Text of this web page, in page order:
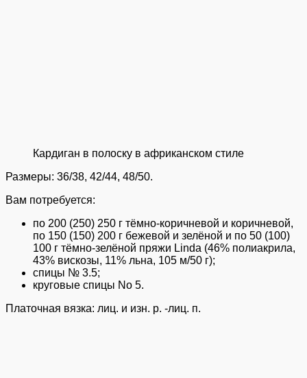
Кардиган в полоску в африканском стиле
Размеры: 36/38, 42/44, 48/50.
Вам потребуется:
по 200 (250) 250 г тёмно-коричневой и коричневой,
по 150 (150) 200 г бежевой и зелёной и по 50 (100)
100 г тёмно-зелёной пряжи Linda (46% полиакрила,
43% вискозы, 11% льна, 105 м/50 г);
спицы № 3.5;
круговые спицы No 5.
Платочная вязка: лиц. и изн. р. -лиц. п.